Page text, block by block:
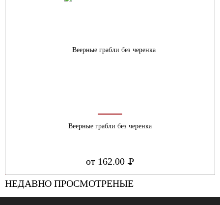
Веерные грабли без черенка
от 162.00 Р
УБ.
НЕДАВНО ПРОСМОТРЕНЫЕ